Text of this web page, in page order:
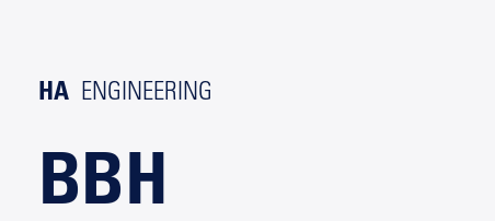
HA ENGINEERING
BBH